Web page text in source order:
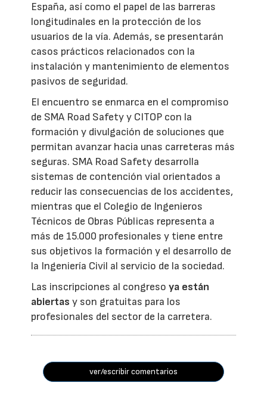
España, así como el papel de las barreras
longitudinales en la protección de los
usuarios de la vía. Además, se presentarán
casos prácticos relacionados con la
instalación y mantenimiento de elementos
pasivos de seguridad.
El encuentro se enmarca en el compromiso
de SMA Road Safety y CITOP con la
formación y divulgación de soluciones que
permitan avanzar hacia unas carreteras más
seguras. SMA Road Safety desarrolla
sistemas de contención vial orientados a
reducir las consecuencias de los accidentes,
mientras que el Colegio de Ingenieros
Técnicos de Obras Públicas representa a
más de 15.000 profesionales y tiene entre
sus objetivos la formación y el desarrollo de
la Ingeniería Civil al servicio de la sociedad.
Las inscripciones al congresoya están
abiertas y son gratuitas para los
profesionales del sector de la carretera.
ver/escribir comentarios